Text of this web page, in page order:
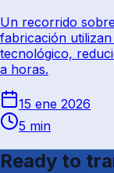
Un recorrido
fabricación
tecnológico,
a horas.
15 ene 2026
5 min
Ready to